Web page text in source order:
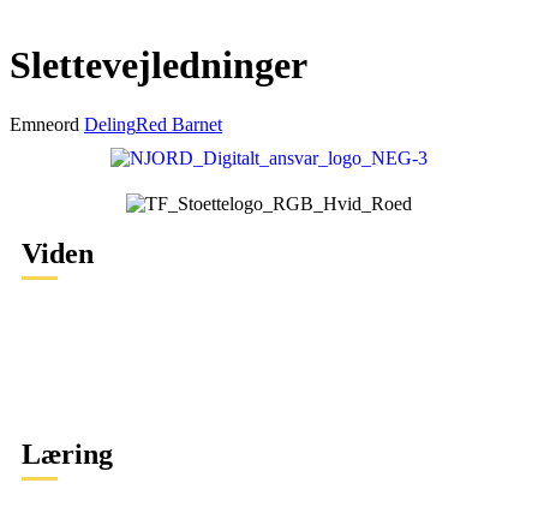
Slettevejledninger
Emneord DelingRed Barnet
Viden
Læring